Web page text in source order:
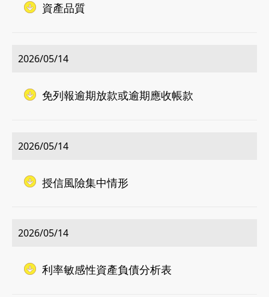
資產品質
2026/05/14
免列報逾期放款或逾期應收帳款
2026/05/14
授信風險集中情形
2026/05/14
利率敏感性資產負債分析表